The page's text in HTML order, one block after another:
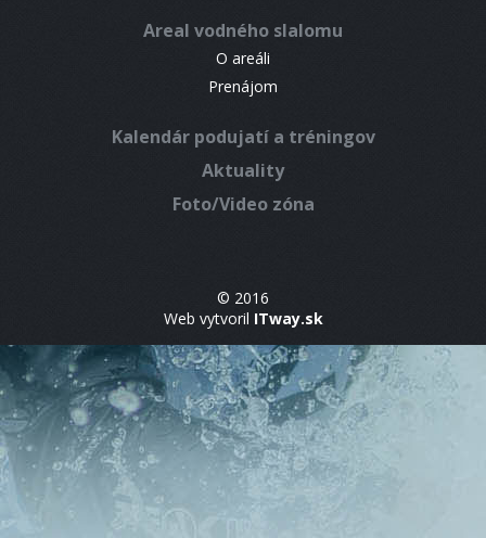
Areal vodného slalomu
O areáli
Prenájom
Kalendár podujatí a tréningov
Aktuality
Foto/Video zóna
© 2016
Web vytvoril ITway.sk